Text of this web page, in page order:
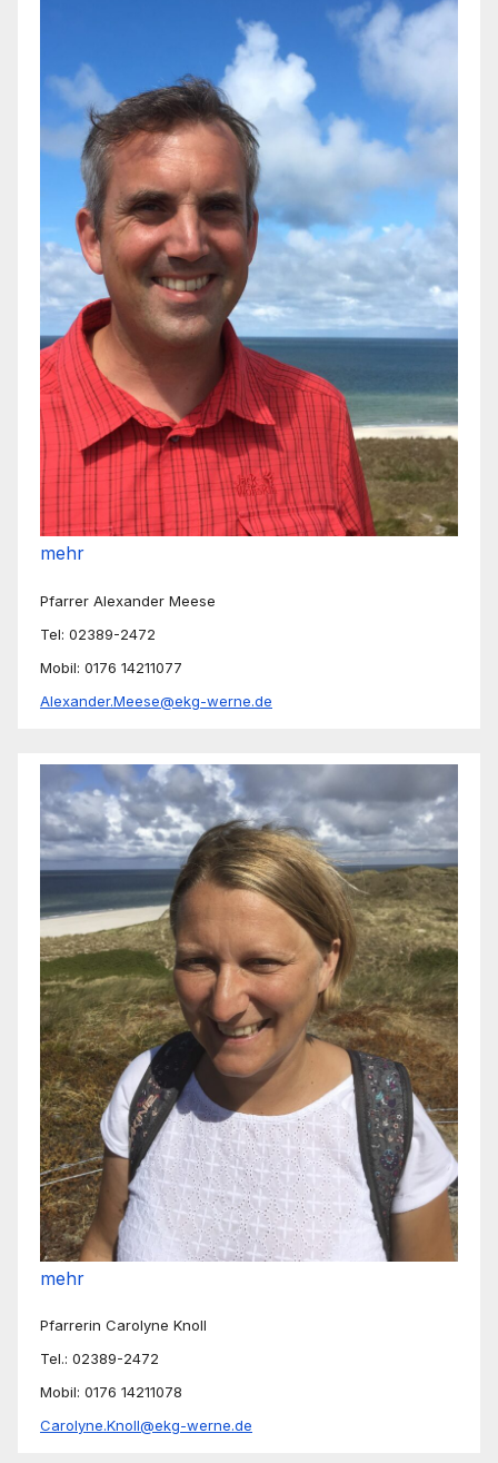
mehr
Pfarrer Alexander Meese
Tel: 02389-2472
Mobil: 0176 14211077
Alexander.Meese@ekg-werne.de
mehr
Pfarrerin Carolyne Knoll
Tel.: 02389-2472
Mobil: 0176 14211078
Carolyne.Knoll@ekg-werne.de